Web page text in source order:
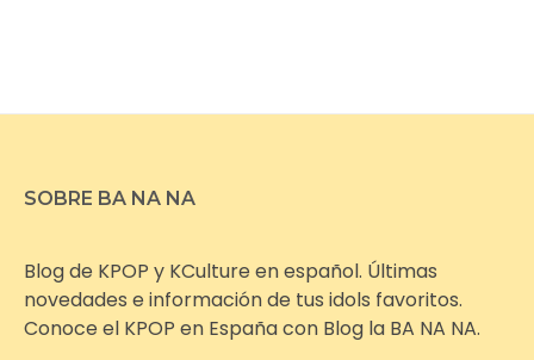
SOBRE BA NA NA
Blog de KPOP y KCulture en español. Últimas
novedades e información de tus idols favoritos.
Conoce el KPOP en España con Blog la BA NA NA.